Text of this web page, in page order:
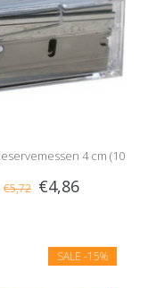
4 cm (10
messen)
€5,72 €4,86
SALE -15%